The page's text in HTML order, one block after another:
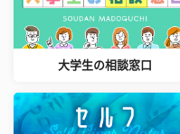
大学生の相談窓口